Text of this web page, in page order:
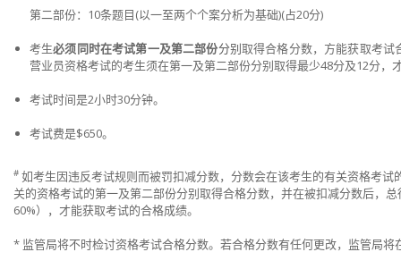
第二部份：10条题目(以一至两个个案分析为基础)(占20分)
考生必须同时在考试第一及第二部份分别取得合格分数，方能获取考试
营业员资格考试的考生须在第一及第二部份分别取得最少48分及12分，
考试时间是2小时30分钟。
考试费是$650。
# 如考生因违反考试规则而被罚扣减分数，分数会在该考生的有关资格考
关的资格考试的第一及第二部份分别取得合格分数，并在被扣减分数后，
60%），才能获取考试的合格成绩。
* 监管局将不时检讨资格考试合格分数。若合格分数有任何更改，监管局将